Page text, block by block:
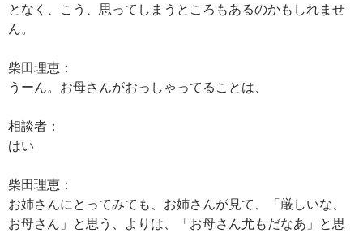
となく、こう、思ってしまうところもあるのかもしれませ
ん。
柴田理恵：
うーん。お母さんがおっしゃってることは、
相談者：
はい
柴田理恵：
お姉さんにとってみても、お姉さんが見て、「厳しいな、
お母さん」と思う、よりは、「お母さん尤もだなあ」と思